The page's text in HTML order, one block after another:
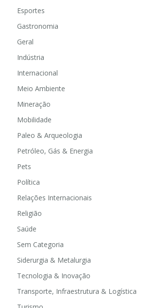
Esportes
Gastronomia
Geral
Indústria
Internacional
Meio Ambiente
Mineração
Mobilidade
Paleo & Arqueologia
Petróleo, Gás & Energia
Pets
Política
Relações Internacionais
Religião
Saúde
Sem Categoria
Siderurgia & Metalurgia
Tecnologia & Inovação
Transporte, Infraestrutura & Logística